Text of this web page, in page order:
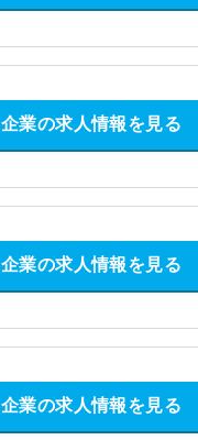
企業の求人情報を見る
企業の求人情報を見る
企業の求人情報を見る